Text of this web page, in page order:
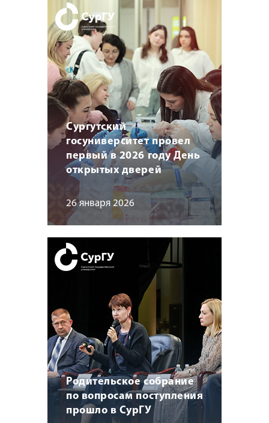
Сургутский
госуниверситет провел
первый в 2026 году День
открытых дверей
26 января 2026
Родительское собрание
по вопросам поступления
прошло в СурГУ